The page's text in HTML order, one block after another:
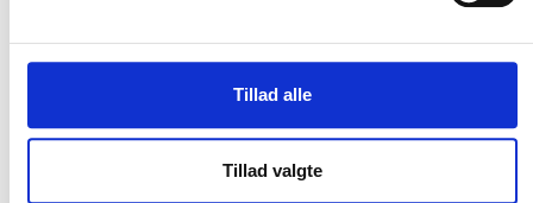
Tillad alle
Tillad valgte
TILMELD